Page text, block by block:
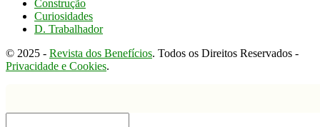
Construção
Curiosidades
D. Trabalhador
© 2025 - Revista dos Benefícios. Todos os Direitos Reservados -
Privacidade e Cookies.